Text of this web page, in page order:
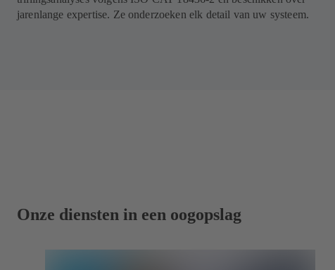
jarenlange expertise. Ze onderzoeken elk detail van uw systeem.
Onze diensten in een oogopslag